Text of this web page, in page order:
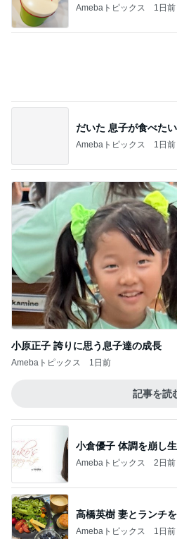
だいた 息子が食べた
Amebaトピックス 1日前
小原正子 誇りに思う息子達の成長
Amebaトピックス 1日前
記事を読む
小倉優子 体調を崩し
Amebaトピックス 2日前
高橋英樹 妻とランチ
Amebaトピックス 1日前